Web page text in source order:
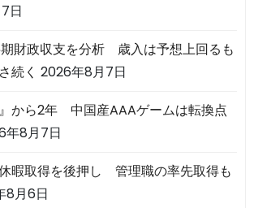
日
財政収支を分析 歳入は予想上回るも
続く 2026年8月7日
』から2年 中国産AAAゲームは転換点
年8月7日
暇取得を後押し 管理職の率先取得も
8月6日